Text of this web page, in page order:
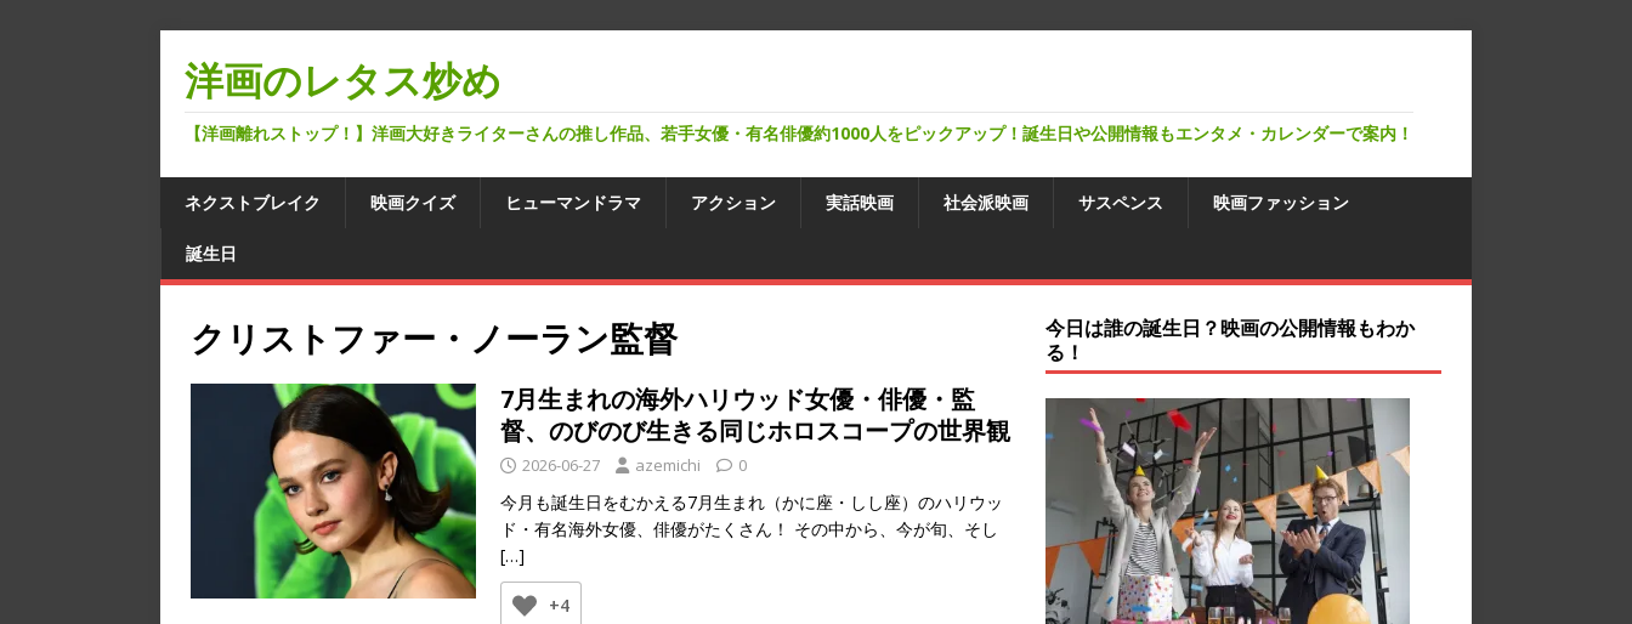
洋画のレタス炒め
【洋画離れストップ！】洋画大好きライターさんの推し作品、若手女優・有名俳優約1000人をピックアップ！誕生日や公開情報もエンタメ・カレンダーで案内！
ネクストブレイク 映画クイズ ヒューマンドラマ アクション 実話映画 社会派映画 サスペンス 映画ファッション
誕生日
クリストファー・ノーラン監督
7月生まれの海外ハリウッド女優・俳優・監
督、のびのび生きる同じホロスコープの世界観
2026-06-27 azemichi 0
今月も誕生日をむかえる7月生まれ（かに座・しし座）のハリウッ
ド・有名海外女優、俳優がたくさん！ その中から、今が旬、そし
[…]
+4
今日は誰の誕生日？映画の公開情報もわか
る！